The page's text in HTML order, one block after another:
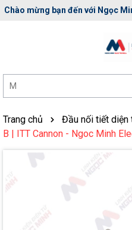
Chào mừng bạn đến với Ngọc
Rất nhiều ưu đãi và chương trình
Trang chủ Đầu nối tiết diện
B | ITT Cannon - Ngoc Minh